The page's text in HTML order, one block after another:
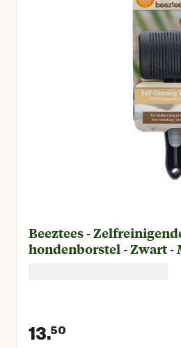
Beeztees -
hondenborstel - Zwart -
13.50